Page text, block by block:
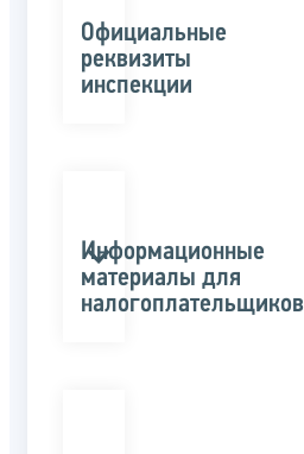
Официальные
реквизиты
инспекции
Информационные
материалы для
налогоплательщиков